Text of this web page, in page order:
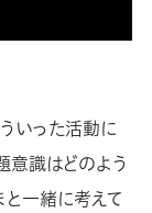
いった活動に
意識はどのよう
と一緒に考えて